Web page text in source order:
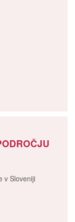
v Sloveniji